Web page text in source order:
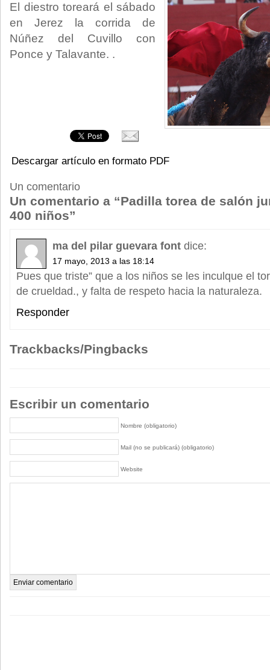
El diestro toreará el sábado
en Jerez la corrida de
Núñez del Cuvillo con
Ponce y Talavante. .
Descargar artículo en formato PDF
Un comentario
Un comentario a “Padilla torea de salón
400 niños”
ma del pilar guevara font dice:
17 mayo, 2013 a las 18:14
Pues que triste” que a los niños se les inculque el
de crueldad., y falta de respeto hacia la naturaleza.
Responder
Trackbacks/Pingbacks
Escribir un comentario
Nombre (obligatorio)
Mail (no se publicará) (obligatorio)
Website